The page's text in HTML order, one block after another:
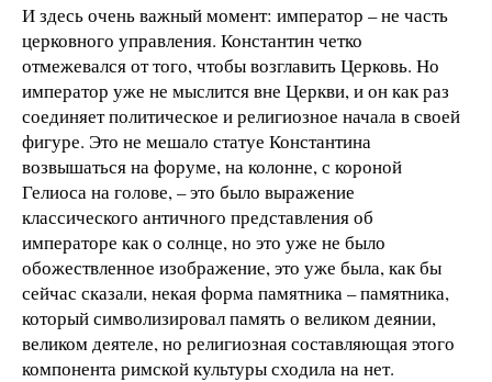
И здесь очень важный момент: император – не часть
церковного управления. Константин четко
отмежевался от того, чтобы возглавить Церковь. Но
император уже не мыслится вне Церкви, и он как раз
соединяет политическое и религиозное начала в своей
фигуре. Это не мешало статуе Константина
возвышаться на форуме, на колонне, с короной
Гелиоса на голове, – это было выражение
классического античного представления об
императоре как о солнце, но это уже не было
обожествленное изображение, это уже была, как бы
сейчас сказали, некая форма памятника – памятника,
который символизировал память о великом деянии,
великом деятеле, но религиозная составляющая этого
компонента римской культуры сходила на нет.